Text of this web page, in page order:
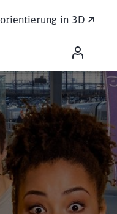
in 3D